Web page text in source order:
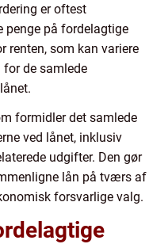
er oftest
penge på fordelagtige
renten, som kan variere
de samlede
formidler det samlede
ved lånet, inklusiv
udgifter. Den gør
lån på tværs af
forsvarlige valg.